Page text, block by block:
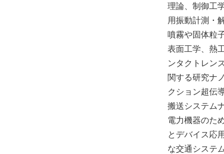
理論、制御工
用振動計測・
噴霧や固体粒
表面工学、熱
ンタクトレン
関する研究ナ
クション超伝
搬送システム
電力機器のた
とデバイス応
な交通システ